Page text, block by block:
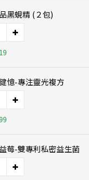
黑蜆精 (２包)
憶-專注靈光複方
莓-雙專利私密益生菌